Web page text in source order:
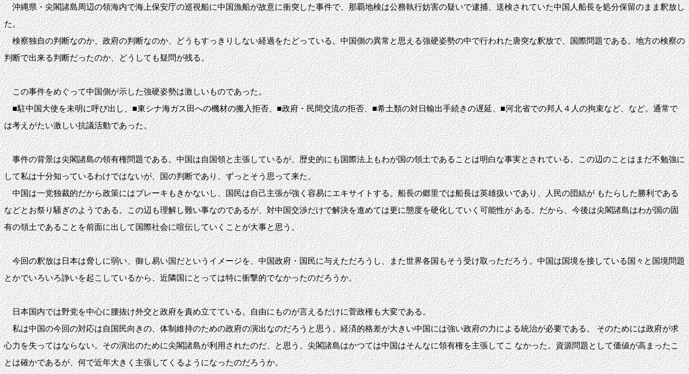
沖縄県・尖閣諸島周辺の領海内で海上保安庁の巡視船に中国漁船が故意に衝突した事件で、那覇地検は公務執行妨害の疑いで逮捕、送検されていた中国人船長を処分保留のまま釈放し
た。
検察独自の判断なのか、政府の判断なのか、どうもすっきりしない経過をたどっている。中国側の異常と思える強硬姿勢の中で行われた唐突な釈放で、国際問題である。地方の検察の
判断で出来る判断だったのか、どうしても疑問が残る。
この事件をめぐって中国側が示した強硬姿勢は激しいものであった。
■駐中国大使を未明に呼び出し、■東シナ海ガス田への機材の搬入拒否、■政府・民間交流の拒否、■希土類の対日輸出手続きの遅延、■河北省での邦人４人の拘束など、など。通常で
は考えがたい激しい抗議活動であった。
事件の背景は尖閣諸島の領有権問題である。中国は自国領と主張しているが、歴史的にも国際法上もわが国の領土であることは明白な事実とされている。この辺のことはまだ不勉強に
して私は十分知っているわけではないが、国の判断であり、ずっとそう思って来た。
中国は一党独裁的だから政策にはブレーキもきかないし、国民は自己主張が強く容易にエキサイトする。船長の郷里では船長は英雄扱いであり、人民の団結が もたらした勝利である
などとお祭り騒ぎのようである。この辺も理解し難い事なのであるが、対中国交渉だけで解決を進めては更に態度を硬化していく可能性が ある。だから、今後は尖閣諸島はわが国の固
有の領土であることを前面に出して国際社会に喧伝していくことが大事と思う。
今回の釈放は日本は脅しに弱い、御し易い国だというイメージを、中国政府・国民に与えただろうし、また世界各国もそう受け取っただろう。中国は国境を接している国々と国境問題
とかでいろいろ諍いを起こしているから、近隣国にとっては特に衝撃的でなかったのだろうか。
日本国内では野党を中心に腰抜け外交と政府を責め立てている。自由にものが言えるだけに菅政権も大変である。
私は中国の今回の対応は自国民向きの、体制維持のための政府の演出なのだろうと思う。経済的格差が大きい中国には強い政府の力による統治が必要である。 そのためには政府が求
心力を失ってはならない。その演出のために尖閣諸島が利用されたのだ、と思う。尖閣諸島はかつては中国はそんなに領有権を主張してこ なかった。資源問題として価値が高まったこ
とは確かであるが、何で近年大きく主張してくるようになったのだろうか。